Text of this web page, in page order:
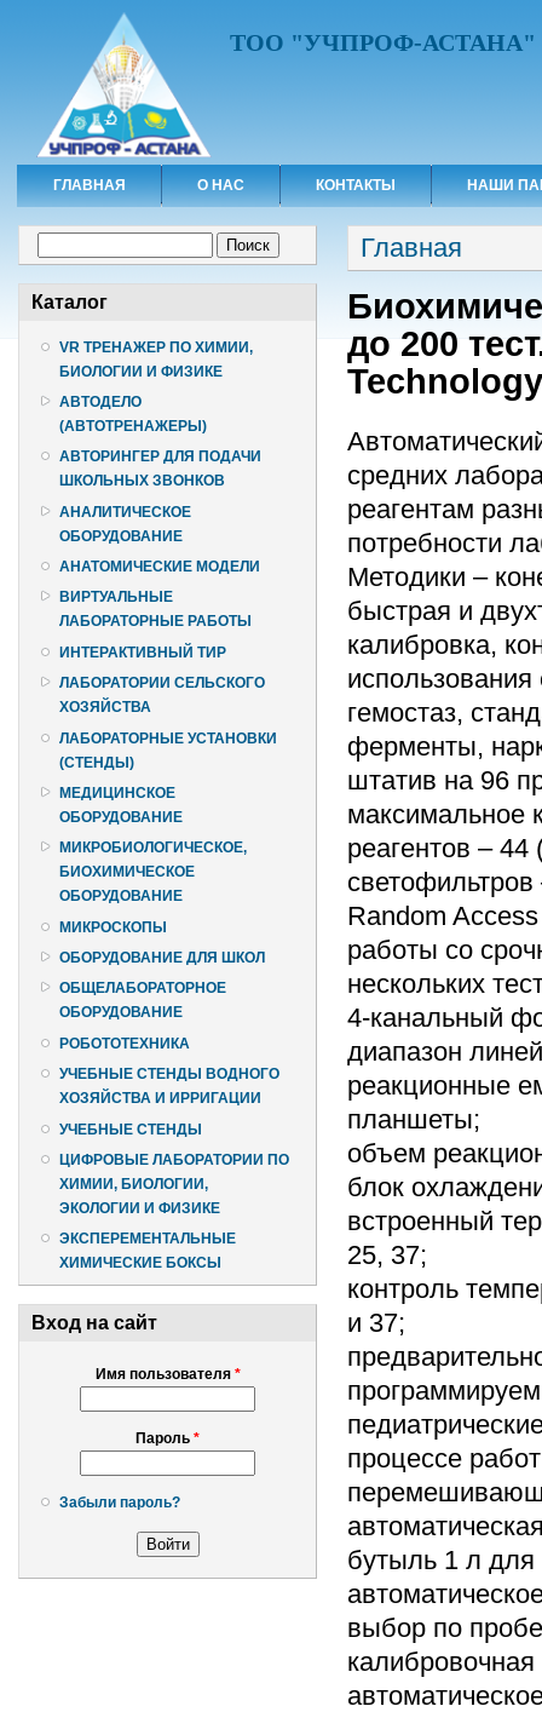
ТОО "УЧПРОФ-АСТАНА"
ГЛАВНАЯ О НАС КОНТАКТЫ НАШИ
Каталог
VR ТРЕНАЖЕР ПО ХИМИИ,
БИОЛОГИИ И ФИЗИКЕ
АВТОДЕЛО
(АВТОТРЕНАЖЕРЫ)
АВТОРИНГЕР ДЛЯ ПОДАЧИ
ШКОЛЬНЫХ ЗВОНКОВ
АНАЛИТИЧЕСКОЕ
ОБОРУДОВАНИЕ
АНАТОМИЧЕСКИЕ МОДЕЛИ
ВИРТУАЛЬНЫЕ
ЛАБОРАТОРНЫЕ РАБОТЫ
ИНТЕРАКТИВНЫЙ ТИР
ЛАБОРАТОРИИ СЕЛЬСКОГО
ХОЗЯЙСТВА
ЛАБОРАТОРНЫЕ УСТАНОВКИ
(СТЕНДЫ)
МЕДИЦИНСКОЕ
ОБОРУДОВАНИЕ
МИКРОБИОЛОГИЧЕСКОЕ,
БИОХИМИЧЕСКОЕ
ОБОРУДОВАНИЕ
МИКРОСКОПЫ
ОБОРУДОВАНИЕ ДЛЯ ШКОЛ
ОБЩЕЛАБОРАТОРНОЕ
ОБОРУДОВАНИЕ
РОБОТОТЕХНИКА
УЧЕБНЫЕ СТЕНДЫ ВОДНОГО
ХОЗЯЙСТВА И ИРРИГАЦИИ
УЧЕБНЫЕ СТЕНДЫ
ЦИФРОВЫЕ ЛАБОРАТОРИИ ПО
ХИМИИ, БИОЛОГИИ,
ЭКОЛОГИИ И ФИЗИКЕ
ЭКСПЕРЕМЕНТАЛЬНЫЕ
ХИМИЧЕСКИЕ БОКСЫ
Вход на сайт
Имя пользователя *
Пароль *
Забыли пароль?
Вы здесь
Главная
до 200
Technology
средних
реагентам
потребности
Методики –
быстрая и
калибровка,
гемостаз,
ферменты,
штатив на 96
максимальное
реагентов –
Random
работы со
нескольких
4-канальный
диапазон
реакционные
планшеты;
объем
блок
встроенный
25, 37;
контроль
и 37;
процессе
бутыль 1 л
выбор по